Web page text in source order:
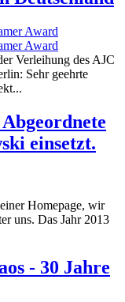
Verleihung des AJC
Sehr geehrte
einsetzt.
Homepage, wir
uns. Das Jahr 2013
- 30 Jahre